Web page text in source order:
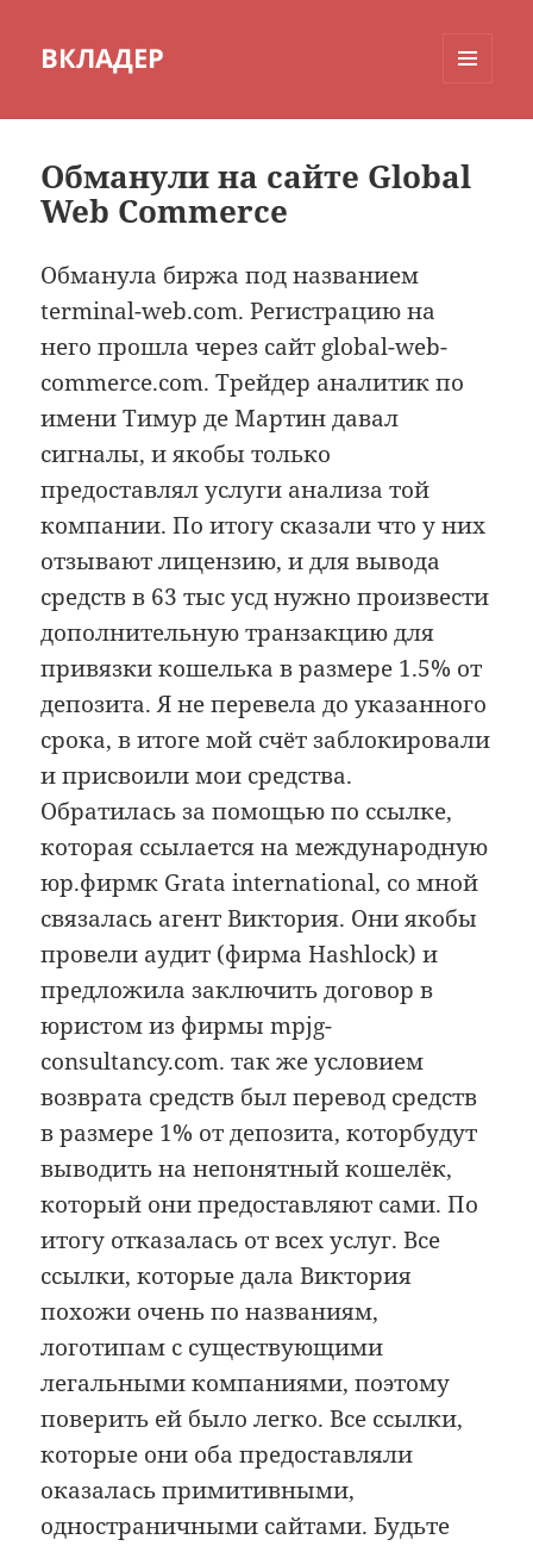
ВКЛАДЕР
Обманули на сайте Global
Web Commerce
Обманула биржа под названием
terminal-web.com. Регистрацию на
него прошла через сайт global-web-
commerce.com. Трейдер аналитик по
имени Тимур де Мартин давал
сигналы, и якобы только
предоставлял услуги анализа той
компании. По итогу сказали что у них
отзывают лицензию, и для вывода
средств в 63 тыс усд нужно произвести
дополнительную транзакцию для
привязки кошелька в размере 1.5% от
депозита. Я не перевела до указанного
срока, в итоге мой счёт заблокировали
и присвоили мои средства.
Обратилась за помощью по ссылке,
которая ссылается на международную
юр.фирмк Grata international, со мной
связалась агент Виктория. Они якобы
провели аудит (фирма Hashlock) и
предложила заключить договор в
юристом из фирмы mpjg-
consultancy.com. так же условием
возврата средств был перевод средств
в размере 1% от депозита, которбудут
выводить на непонятный кошелёк,
который они предоставляют сами. По
итогу отказалась от всех услуг. Все
ссылки, которые дала Виктория
похожи очень по названиям,
логотипам с существующими
легальными компаниями, поэтому
поверить ей было легко. Все ссылки,
которые они оба предоставляли
оказалась примитивными,
одностраничными сайтами. Будьте